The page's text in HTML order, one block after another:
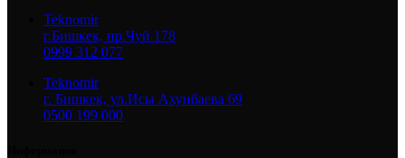
Teknomir
г.Бишкек, пр.Чуй 178
0999 312 077
Teknomir
г. Бишкек, ул.Исы Ахунбаева 69
0500 199 000